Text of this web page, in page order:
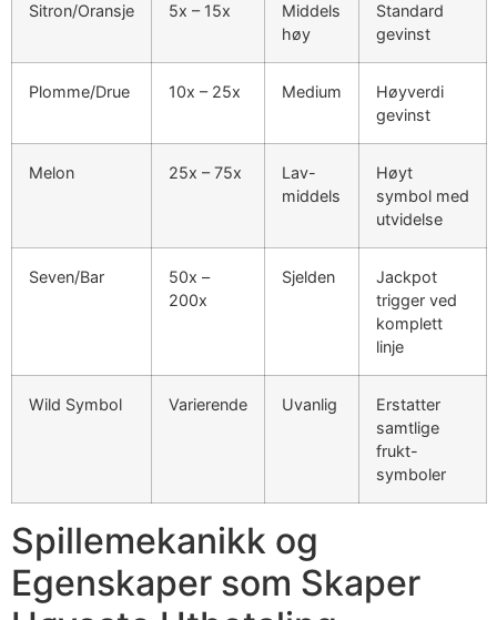
Sitron/Oransje 5x – 15x
Middels
høy
Standard
gevinst
Plomme/Drue 10x – 25x Medium
Høyverdi
gevinst
Melon 25x – 75x
Lav-
middels
Høyt
symbol med
utvidelse
Seven/Bar
50x –
200x
Sjelden
Jackpot
trigger ved
komplett
linje
Wild Symbol Varierende Uvanlig
Erstatter
samtlige
frukt-
symboler
Spillemekanikk og
Egenskaper som Skaper